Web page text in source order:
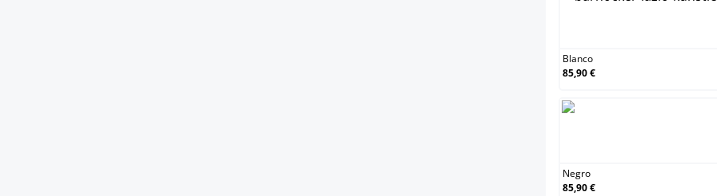
Blanco
85,90 €
Negro
85,90 €